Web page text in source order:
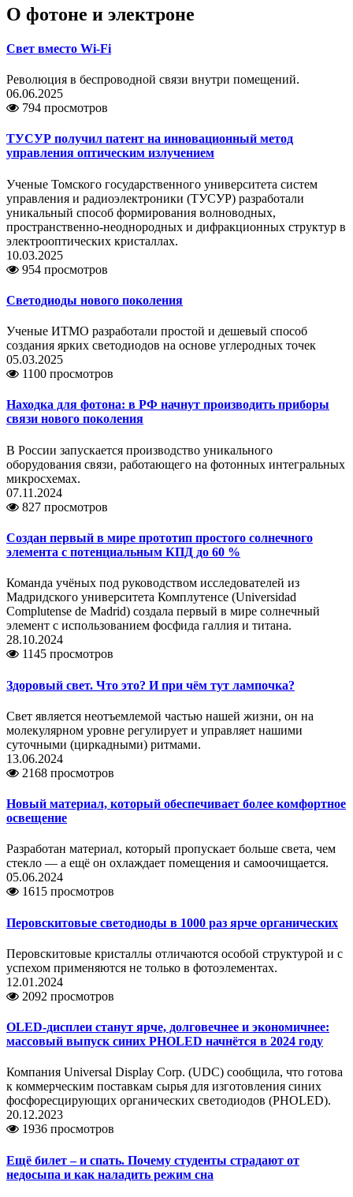
О фотоне и электроне
Свет вместо Wi-Fi
Революция в беспроводной связи внутри помещений.
06.06.2025
794 просмотров
ТУСУР получил патент на инновационный метод
управления оптическим излучением
Ученые Томского государственного университета систем
управления и радиоэлектроники (ТУСУР) разработали
уникальный способ формирования волноводных,
пространственно-неоднородных и дифракционных структур в
электрооптических кристаллах.
10.03.2025
954 просмотров
Светодиоды нового поколения
Ученые ИТМО разработали простой и дешевый способ
создания ярких светодиодов на основе углеродных точек
05.03.2025
1100 просмотров
Находка для фотона: в РФ начнут производить приборы
связи нового поколения
В России запускается производство уникального
оборудования связи, работающего на фотонных интегральных
микросхемах.
07.11.2024
827 просмотров
Создан первый в мире прототип простого солнечного
элемента с потенциальным КПД до 60 %
Команда учёных под руководством исследователей из
Мадридского университета Комплутенсе (Universidad
Complutense de Madrid) создала первый в мире солнечный
элемент с использованием фосфида галлия и титана.
28.10.2024
1145 просмотров
Здоровый свет. Что это? И при чём тут лампочка?
Свет является неотъемлемой частью нашей жизни, он на
молекулярном уровне регулирует и управляет нашими
суточными (циркадными) ритмами.
13.06.2024
2168 просмотров
Новый материал, который обеспечивает более комфортное
освещение
Разработан материал, который пропускает больше света, чем
стекло — а ещё он охлаждает помещения и самоочищается.
05.06.2024
1615 просмотров
Перовскитовые светодиоды в 1000 раз ярче органических
Перовскитовые кристаллы отличаются особой структурой и с
успехом применяются не только в фотоэлементах.
12.01.2024
2092 просмотров
OLED-дисплеи станут ярче, долговечнее и экономичнее:
массовый выпуск синих PHOLED начнётся в 2024 году
Компания Universal Display Corp. (UDC) сообщила, что готова
к коммерческим поставкам сырья для изготовления синих
фосфоресцирующих органических светодиодов (PHOLED).
20.12.2023
1936 просмотров
Ещё билет – и спать. Почему студенты страдают от
недосыпа и как наладить режим сна